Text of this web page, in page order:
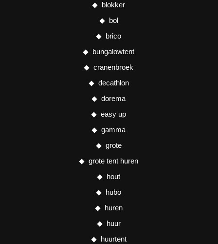
blokker
bol
brico
bungalowtent
cranenbroek
decathlon
dorema
easy up
gamma
grote
grote tent huren
hout
hubo
huren
huur
huurtent